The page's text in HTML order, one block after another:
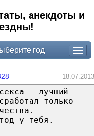
анекдоты и
год
18.07.2013
- лучший
только
у тебя.